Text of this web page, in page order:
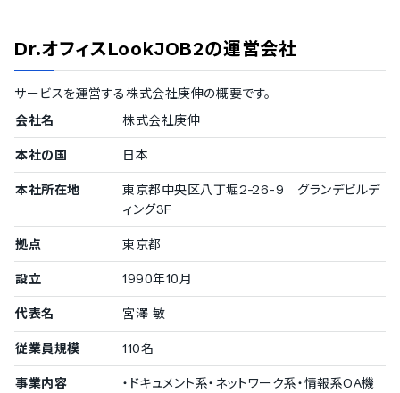
年次有休5日の未取得アラート設定
インターバル不足へのアラート機能
連続勤務アラート設定
休日勤務アラート設定
医療機関対応
様式8の書類出力機能
アラート機能
通知設定
打刻漏れアラート設定
チャットツール連携でのプッシュ通知
メールでのプッシュ通知
分析機能
ます。
50〜99名
株式会社 太知ホールディングス/株式会社オオカ商事
導入実績（企業規模不明）
従業員数の確認が取れなかった企業をご紹介しています。
株式会社ヤマダフーズ/東商ゴム工業株式会社
フリージア
小滝橋そら内科クリニック
Dr.オフィスLookJOB2の運営会社
サービスを運営する株式会社庚伸の概要です。
会社名
株式会社庚伸
本社の国 日本
本社所在地
東京都中央区八丁堀2-26-9 グランデビルデ
ィング3F
拠点 東京都
設立 1990年10月
代表名 宮澤 敏
従業員規模 110名
事業内容
・ドキュメント系・ネットワーク系・情報系OA機